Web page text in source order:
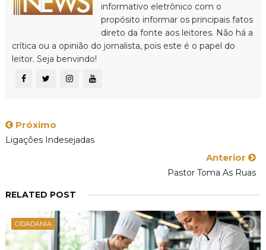
informativo eletrônico com o
propósito informar os principais fatos
direto da fonte aos leitores. Não há a
crítica ou a opinião do jornalista, pois este é o papel do
leitor. Seja benvindo!
Próximo
Ligações Indesejadas
Anterior
Pastor Toma As Ruas
RELATED POST
CIDADANIA